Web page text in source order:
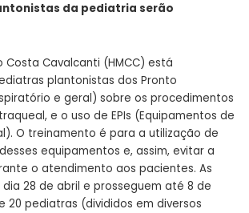
da pediatria serão
Costa Cavalcanti (HMCC) está
plantonistas dos Pronto
e geral) sobre os procedimentos
e o uso de EPIs (Equipamentos de
O treinamento é para a utilização de
equipamentos e, assim, evitar a
o atendimento aos pacientes. As
28 de abril e prosseguem até 8 de
20 pediatras (divididos em diversos